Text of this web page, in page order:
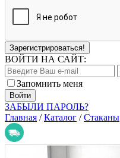
Зарегистрироваться!
ВОЙТИ НА САЙТ:
Запомнить меня
ЗАБЫЛИ ПАРОЛЬ?
Главная /Каталог /Стаканы